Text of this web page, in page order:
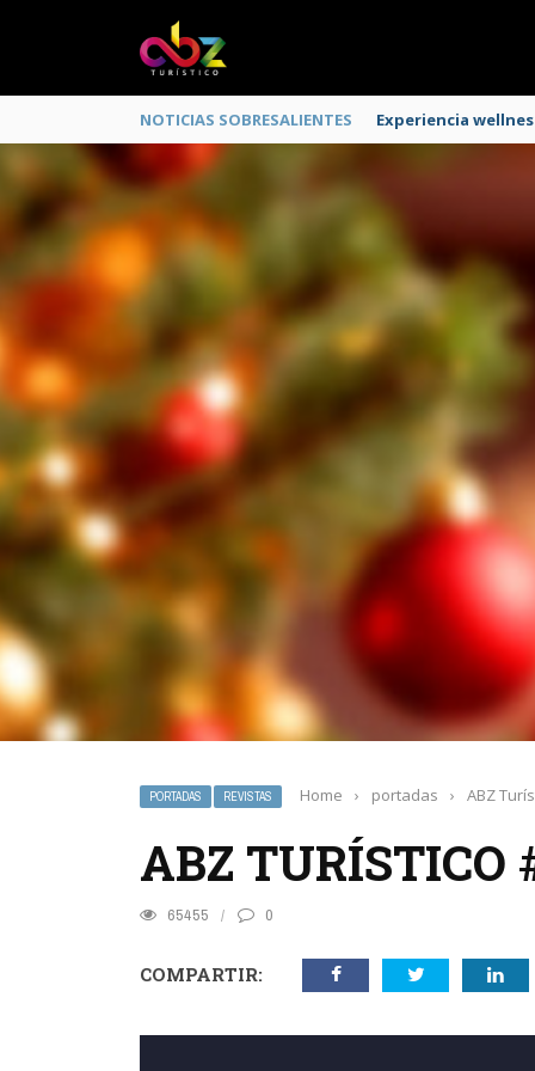
NOTICIAS SOBRESALIENTES Experiencia
PORTADAS REVISTAS Home › portadas › ABZ
ABZ TURÍSTICO
65455 0
COMPARTIR: